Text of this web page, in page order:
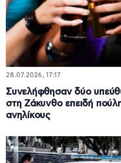
28.07.2026, 17:17
Συνελήφθησαν δύο
στη Ζάκυνθο επειδή
ανηλίκους